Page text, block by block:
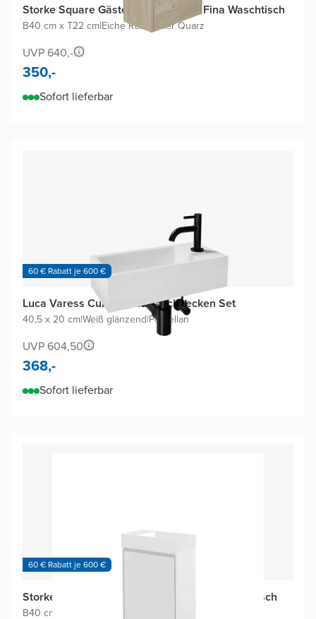
Storke Square Gäste-WC Möbel mit Fina Waschtisch
B40 cm x T22 cm|Eiche Rau Matter Quarz
UVP 640,-
350,-
Sofort lieferbar
60 € Rabatt je 600 €
Luca Varess Cubic Handwaschbecken Set
40,5 x 20 cm|Weiß glänzend|Porzellan
UVP 604,50
368,-
Sofort lieferbar
60 € Rabatt je 600 €
Storke Edge Gäste-WC Möbel mit Fada Waschtisch
B40 cm x T22 cm